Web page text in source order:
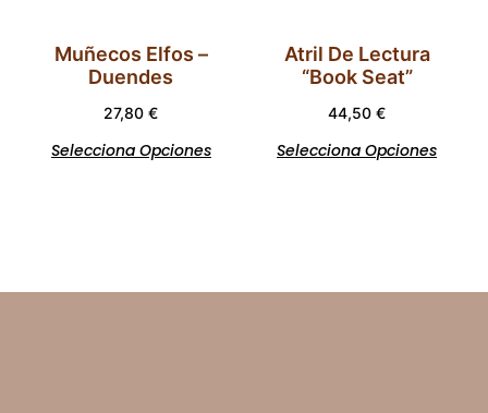
Muñecos Elfos –
Duendes
27,80€
Selecciona Opciones
Atril De Lectura
“Book Seat”
44,50€
Selecciona Opciones